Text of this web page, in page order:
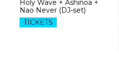
Holy Wave + Ashinoa +
Nao Never (DJ-set)
TICKETS